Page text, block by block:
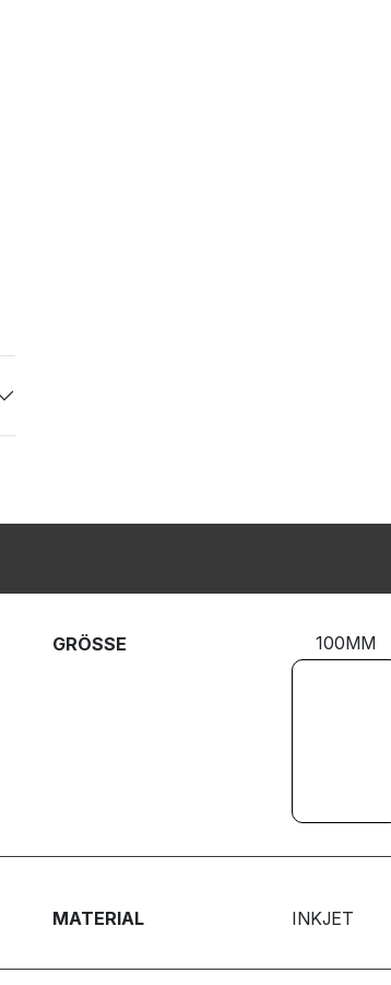
GRÖSSE 100MM
MATERIAL INKJET